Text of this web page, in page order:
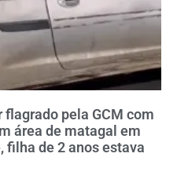
pela GCM com
área de matagal em
filha de 2 anos estava